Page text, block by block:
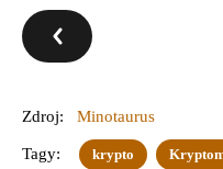
Zdroj: Minotaurus
Tagy: krypto